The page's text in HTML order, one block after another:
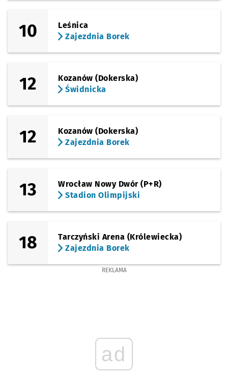
10
Leśnica
Zajezdnia Borek
12
Kozanów (Dokerska)
Świdnicka
12
Kozanów (Dokerska)
Zajezdnia Borek
13
Wrocław Nowy Dwór (P+R)
Stadion Olimpijski
18
Tarczyński Arena (Królewiecka)
Zajezdnia Borek
REKLAMA
ad